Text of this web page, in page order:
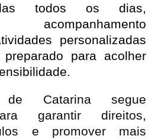
todos os dias,
personalizadas
para acolher
Catarina segue
garantir direitos,
e promover mais